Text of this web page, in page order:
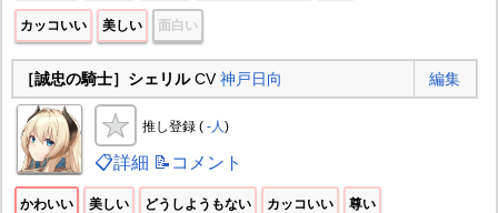
カッコいい 美しい 面白い
［誠忠の騎士］シェリルCV神戸日向 編集
推し登録 ( -人 )
📋詳細 📝コメント
かわいい 美しい どうしようもない カッコいい 尊い